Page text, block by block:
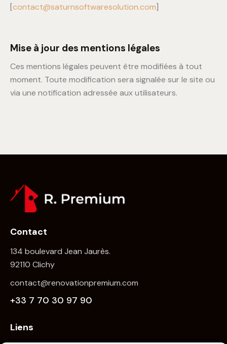
[contact@saturnsoftwaresolution.com]
Mise à jour des mentions légales
Ces mentions légales peuvent être modifiées à tout
moment. Toute modification sera signalée sur le site ou
via une notification adressée aux utilisateurs.
Contact
134 boulevard Jean Jaurès.
92110 Clichy
contact@renovationpremium.com
+33 7 70 30 97 90
Liens